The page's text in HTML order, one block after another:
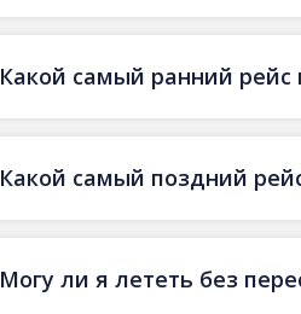
Какой самый ранний
Какой самый поздний
Могу ли я лететь без